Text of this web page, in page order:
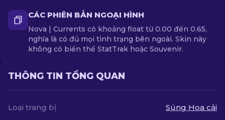
CÁC PHIÊN BẢN NGOẠI HÌNH
Nova | Currents có khoảng float từ 0.00 đến 0.65,
nghĩa là có đủ mọi tình trạng bên ngoài. Skin này
không có biến thể StatTrak hoặc Souvenir.
THÔNG TIN TỔNG QUAN
Loại trang bị
Súng Hoa cải